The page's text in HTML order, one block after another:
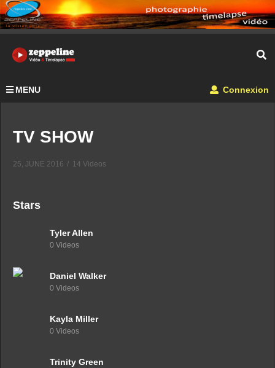
MENU Connexion
TV SHOW
25, JUNE 2016 14 Videos
Stars
Tyler Allen
0 Videos
Daniel Walker
0 Videos
Kayla Miller
0 Videos
Trinity Green